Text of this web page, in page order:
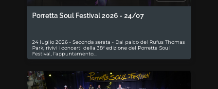
Porretta Soul Festival 2026 - 24/07
24 luglio 2026 - Seconda serata - Dal palco del Rufus Thomas
Park, rivivi i concerti della 38ª edizione del Porretta Soul
Festival, l'appuntamento…